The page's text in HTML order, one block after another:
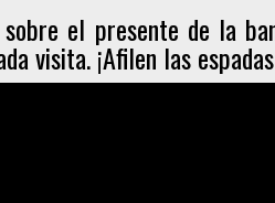
el presente de la
visita. ¡Afilen las